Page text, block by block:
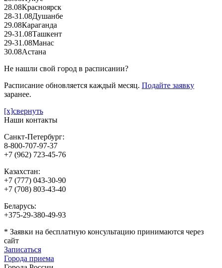
28.08Красноярск
28-31.08Душанбе
29.08Караганда
29-31.08Ташкент
29-31.08Манас
30.08Астана
Не нашли свой город в расписании?
Расписание обновляется каждый месяц. Подайте заявку
заранее.
[x]свернуть
Наши контакты
Санкт-Петербург:
8-800-707-97-37
+7 (962) 723-45-76
Казахстан:
+7 (777) 043-30-90
+7 (708) 803-43-40
Беларусь:
+375-29-380-49-93
* Заявки на бесплатную консультацию принимаются через
сайт
Записаться
Города приема